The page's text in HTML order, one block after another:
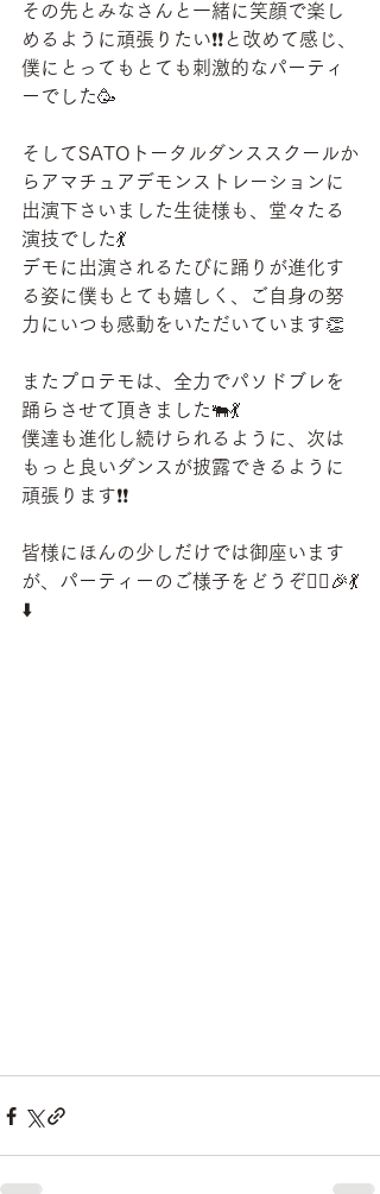
その先とみなさんと一緒に笑顔で楽し
めるように頑張りたい❗️❗️と改めて感じ、
僕にとってもとても刺激的なパーティ
ーでした🥳
そしてSATOトータルダンススクールか
らアマチュアデモンストレーションに
出演下さいました生徒様も、堂々たる
演技でした💃
デモに出演されるたびに踊りが進化す
る姿に僕もとても嬉しく、ご自身の努
力にいつも感動をいただいています👏
またプロテモは、全力でパソドブレを
踊らさせて頂きました🐃💃
僕達も進化し続けられるように、次は
もっと良いダンスが披露できるように
頑張ります❗️❗️
皆様にほんの少しだけでは御座います
が、パーティーのご様子をどうぞ🙋‍♂️🎉💃
⬇️